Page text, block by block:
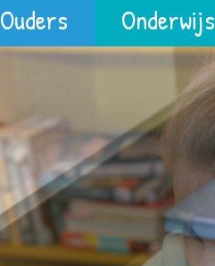
Ouders Onderwijs